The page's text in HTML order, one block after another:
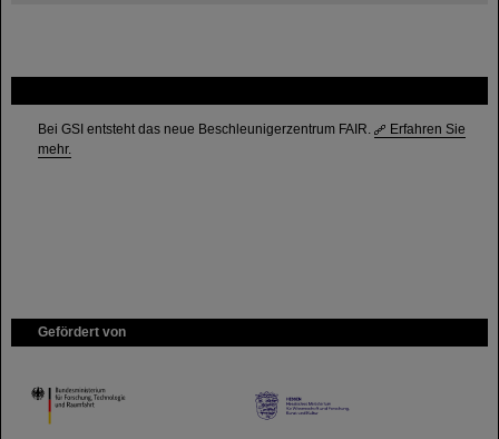
Bei GSI entsteht das neue Beschleunigerzentrum FAIR.
Erfahren Sie
mehr.
Gefördert von
HMWK